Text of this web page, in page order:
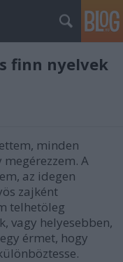
finn nyelvek
minden
A
az idegen
zajként
telhetöleg
vagy helyesebben,
érmet, hogy